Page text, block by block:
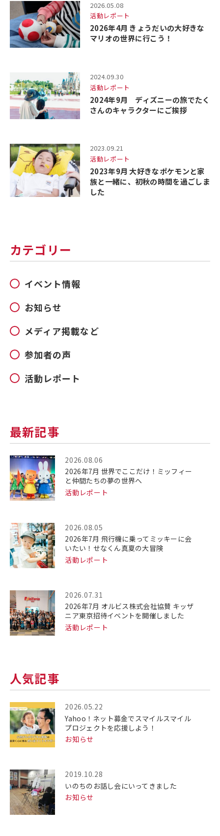
2026.05.08
活動レポート
2026年4月 きょうだいの大好きな
マリオの世界に行こう！
2024.09.30
活動レポート
2024年9月 ディズニーの旅でたく
さんのキャラクターにご挨拶
2023.09.21
活動レポート
2023年9月 大好きなポケモンと家
族と一緒に、初秋の時間を過ごしま
した
カテゴリー
イベント情報
お知らせ
メディア掲載など
参加者の声
活動レポート
最新記事
2026.08.06
2026年7月 世界でここだけ！ミッフィー
と仲間たちの夢の世界へ
活動レポート
2026.08.05
2026年7月 飛行機に乗ってミッキーに会
いたい！せなくん真夏の大冒険
活動レポート
2026.07.31
2026年7月 オルビス株式会社協賛 キッザ
ニア東京招待イベントを開催しました
活動レポート
人気記事
2026.05.22
Yahoo！ネット募金でスマイルスマイル
プロジェクトを応援しよう！
お知らせ
2019.10.28
いのちのお話し会にいってきました
お知らせ